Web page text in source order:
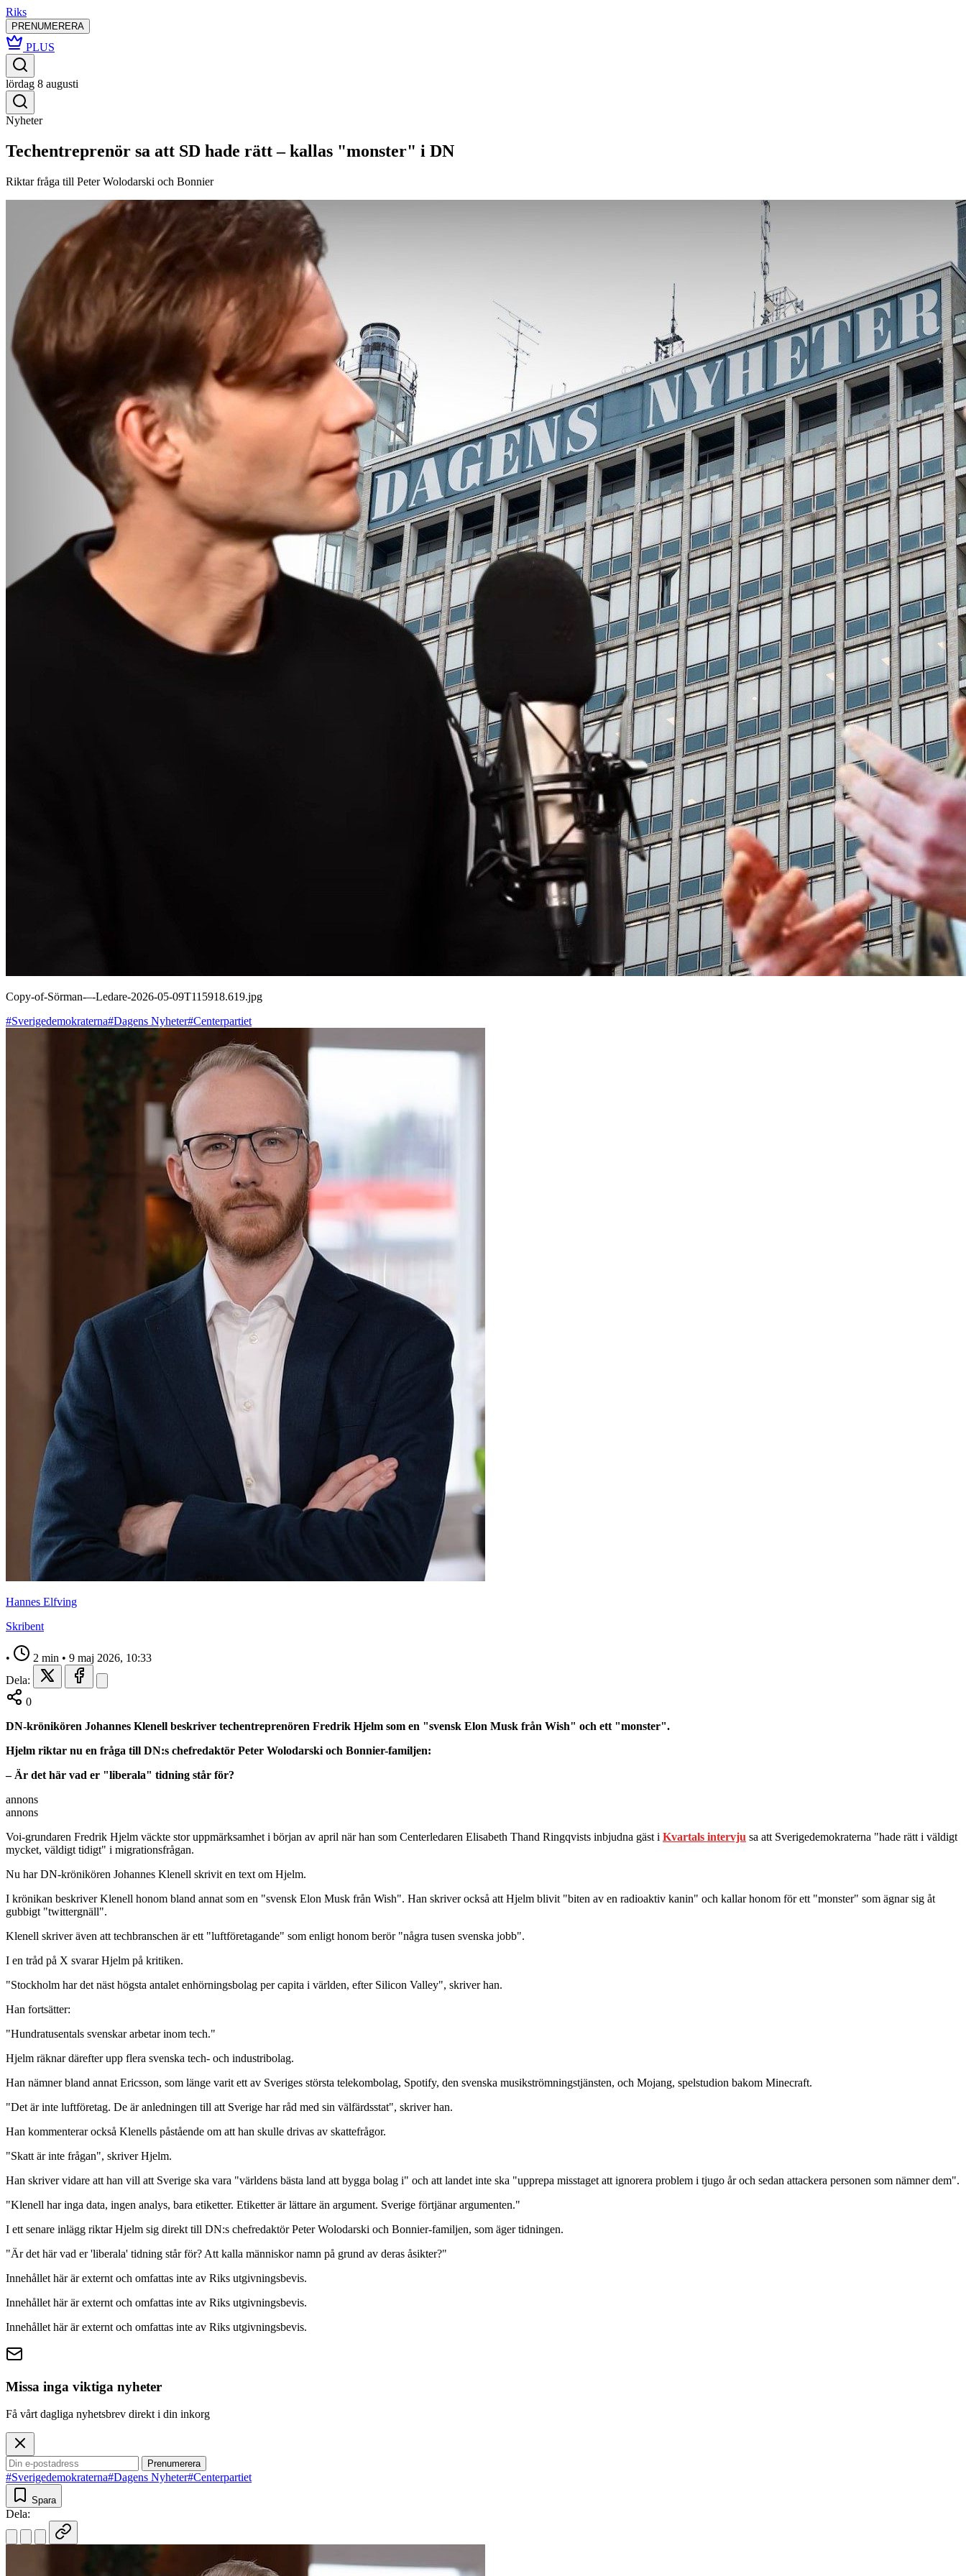
Riks
PRENUMERERA
PLUS
lördag 8 augusti
Nyheter
Techentreprenör sa att SD hade rätt – kallas "monster" i DN
Riktar fråga till Peter Wolodarski och Bonnier
Copy-of-Sörman-–-Ledare-2026-05-09T115918.619.jpg
#Sverigedemokraterna#Dagens Nyheter#Centerpartiet
Hannes Elfving
Skribent
• 2 min • 9 maj 2026, 10:33
Dela:
0
DN-krönikören Johannes Klenell beskriver techentreprenören Fredrik Hjelm som en "svensk Elon Musk från Wish" och ett "monster".
Hjelm riktar nu en fråga till DN:s chefredaktör Peter Wolodarski och Bonnier-familjen:
– Är det här vad er "liberala" tidning står för?
annons
annons
Voi-grundaren Fredrik Hjelm väckte stor uppmärksamhet i början av april när han som Centerledaren Elisabeth Thand Ringqvists inbjudna gäst i Kvartals intervju sa att Sverigedemokraterna "hade rätt i väldigt
mycket, väldigt tidigt" i migrationsfrågan.
Nu har DN-krönikören Johannes Klenell skrivit en text om Hjelm.
I krönikan beskriver Klenell honom bland annat som en "svensk Elon Musk från Wish". Han skriver också att Hjelm blivit "biten av en radioaktiv kanin" och kallar honom för ett "monster" som ägnar sig åt
gubbigt "twittergnäll".
Klenell skriver även att techbranschen är ett "luftföretagande" som enligt honom berör "några tusen svenska jobb".
I en tråd på X svarar Hjelm på kritiken.
"Stockholm har det näst högsta antalet enhörningsbolag per capita i världen, efter Silicon Valley", skriver han.
Han fortsätter:
"Hundratusentals svenskar arbetar inom tech."
Hjelm räknar därefter upp flera svenska tech- och industribolag.
Han nämner bland annat Ericsson, som länge varit ett av Sveriges största telekombolag, Spotify, den svenska musikströmningstjänsten, och Mojang, spelstudion bakom Minecraft.
"Det är inte luftföretag. De är anledningen till att Sverige har råd med sin välfärdsstat", skriver han.
Han kommenterar också Klenells påstående om att han skulle drivas av skattefrågor.
"Skatt är inte frågan", skriver Hjelm.
Han skriver vidare att han vill att Sverige ska vara "världens bästa land att bygga bolag i" och att landet inte ska "upprepa misstaget att ignorera problem i tjugo år och sedan attackera personen som nämner dem".
"Klenell har inga data, ingen analys, bara etiketter. Etiketter är lättare än argument. Sverige förtjänar argumenten."
I ett senare inlägg riktar Hjelm sig direkt till DN:s chefredaktör Peter Wolodarski och Bonnier-familjen, som äger tidningen.
"Är det här vad er 'liberala' tidning står för? Att kalla människor namn på grund av deras åsikter?"
Innehållet här är externt och omfattas inte av Riks utgivningsbevis.
Innehållet här är externt och omfattas inte av Riks utgivningsbevis.
Innehållet här är externt och omfattas inte av Riks utgivningsbevis.
Missa inga viktiga nyheter
Få vårt dagliga nyhetsbrev direkt i din inkorg
Prenumerera
#Sverigedemokraterna#Dagens Nyheter#Centerpartiet
Spara
Dela: